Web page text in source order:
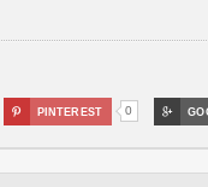
 PINTEREST 0 